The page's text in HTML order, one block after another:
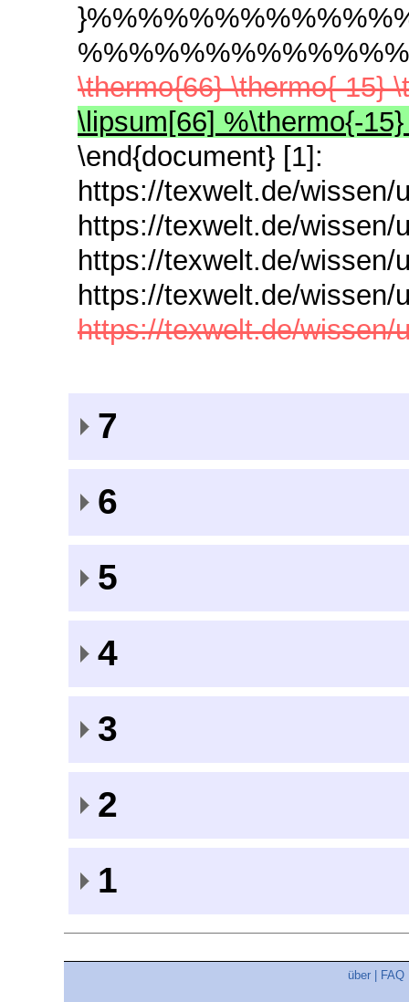
\thermo{66} \thermo{-15}
\lipsum[66] %\thermo{-
\end{document} [1]:
https://texwelt.de/wissen/
https://texwelt.de/wissen/
https://texwelt.de/wissen/
https://texwelt.de/wissen/
https://texwelt.de/wissen/
7
6
5
4
3
2
1
über FAQ